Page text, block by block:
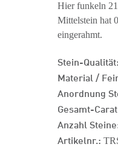
Hier funkeln
Mittelstein hat
eingerahmt.
Stein-Qualität:
Material /
Anordnung
Gesamt-
Anzahl
Artikelnr.: